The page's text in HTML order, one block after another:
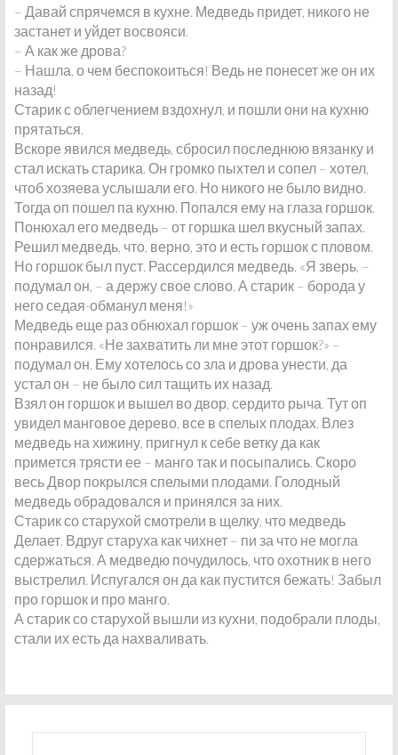
– Давай спрячемся в кухне. Медведь придет, никого не
застанет и уйдет восвояси.
– А как же дрова?
– Нашла, о чем беспокоиться! Ведь не понесет же он их
назад!
Старик с облегчением вздохнул, и пошли они на кухню
прятаться.
Вскоре явился медведь, сбросил последнюю вязанку и
стал искать старика. Он громко пыхтел и сопел – хотел,
чтоб хозяева услышали его. Но никого не было видно.
Тогда оп пошел па кухню. Попался ему на глаза горшок.
Понюхал его медведь – от горшка шел вкусный запах.
Решил медведь, что, верно, это и есть горшок с пловом.
Но горшок был пуст. Рассердился медведь. «Я зверь, –
подумал он, – а держу свое слово. А старик – борода у
него седая-обманул меня!»
Медведь еще раз обнюхал горшок – уж очень запах ему
понравился. «Не захватить ли мне этот горшок?» –
подумал он. Ему хотелось со зла и дрова унести, да
устал он – не было сил тащить их назад.
Взял он горшок и вышел во двор, сердито рыча. Тут оп
увидел манговое дерево, все в спелых плодах. Влез
медведь на хижину, пригнул к себе ветку да как
примется трясти ее – манго так и посыпались. Скоро
весь Двор покрылся спелыми плодами. Голодный
медведь обрадовался и принялся за них.
Старик со старухой смотрели в щелку, что медведь
Делает. Вдруг старуха как чихнет – пи за что не могла
сдержаться. А медведю почудилось, что охотник в него
выстрелил. Испугался он да как пустится бежать! Забыл
про горшок и про манго.
А старик со старухой вышли из кухни, подобрали плоды,
стали их есть да нахваливать.